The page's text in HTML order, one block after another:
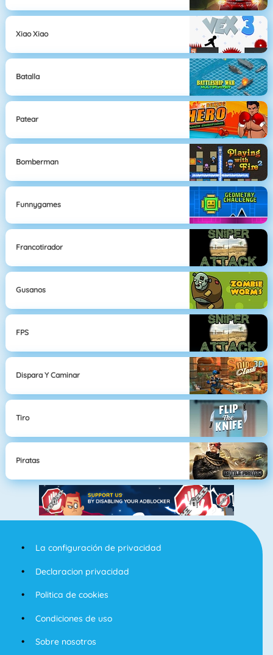
Xiao Xiao
Batalla
Patear
Bomberman
Funnygames
Francotirador
Gusanos
FPS
Dispara Y Caminar
Tiro
Piratas
La configuración de privacidad
Declaracion privacidad
Politica de cookies
Condiciones de uso
Sobre nosotros